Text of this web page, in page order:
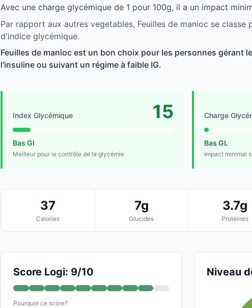
Avec une charge glycémique de 1 pour 100g, il a un impact
Par rapport aux autres vegetables, Feuilles de manioc se classe
d'indice glycémique.
Feuilles de manioc est un bon choix pour les personnes gérant
l'insuline ou suivant un régime à faible IG.
Index Glycémique 15
Bas GI
Meilleur pour le contrôle de la glycémie
Charge
Bas GL
Impact minimal
37
Calories
7g
Glucides
3.7g
Protéines
Score Logi: 9/10
Pourquoi ce score?
Niveau